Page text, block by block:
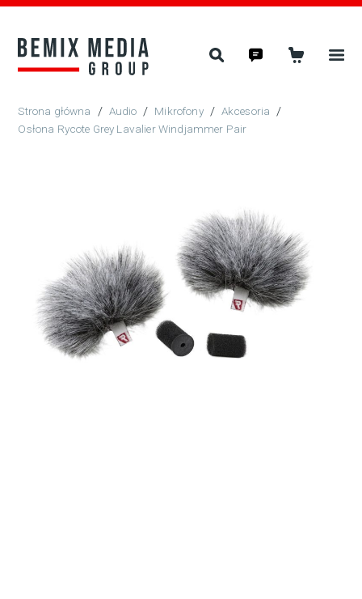
/ Audio / Mikrofony/ Akcesoria /
Osłona Rycote Grey Lavalier Windjammer Pair